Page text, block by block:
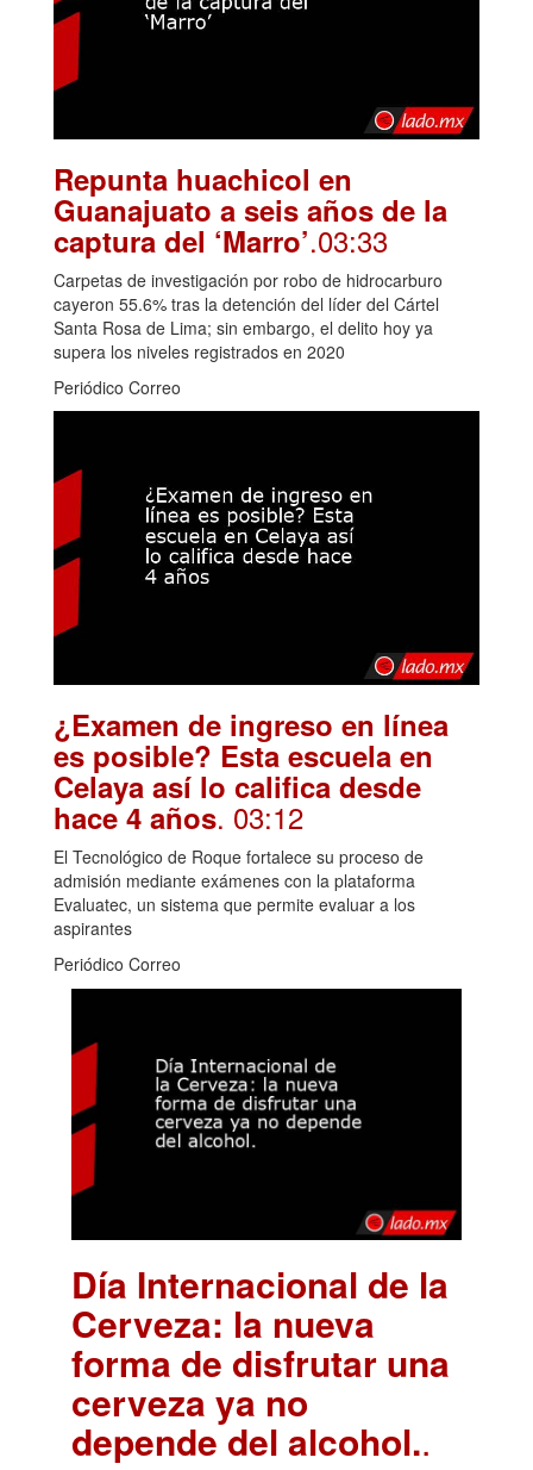
Repunta huachicol en
Guanajuato a seis años de la
captura del ‘Marro’.03:33
Carpetas de investigación por robo de hidrocarburo
cayeron 55.6% tras la detención del líder del Cártel
Santa Rosa de Lima; sin embargo, el delito hoy ya
supera los niveles registrados en 2020
Periódico Correo
¿Examen de ingreso en línea
es posible? Esta escuela en
Celaya así lo califica desde
hace 4 años. 03:12
El Tecnológico de Roque fortalece su proceso de
admisión mediante exámenes con la plataforma
Evaluatec, un sistema que permite evaluar a los
aspirantes
Periódico Correo
Día Internacional de la
Cerveza: la nueva
forma de disfrutar una
cerveza ya no
depende del alcohol..